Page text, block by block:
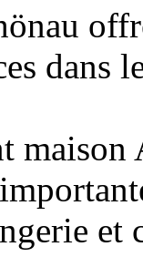
dans
maison